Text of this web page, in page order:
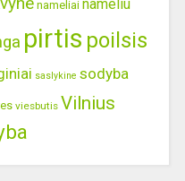
nameliai nameliu
pirtis poilsis
saslykine sodyba
viesbutis Vilnius